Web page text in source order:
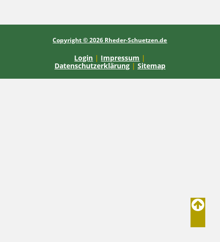
Copyright © 2026 Rheder-Schuetzen.de
Login | Impressum |
Datenschutzerklärung | Sitemap